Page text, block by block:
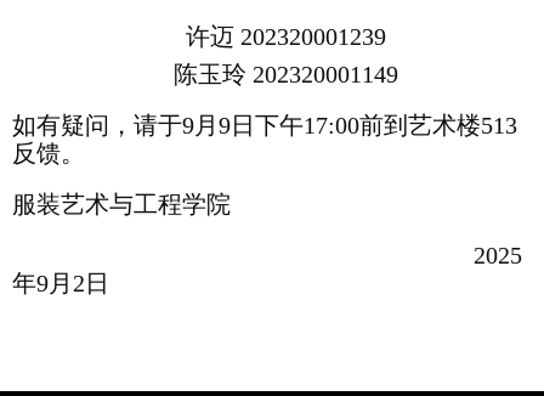
许迈 202320001239
陈玉玲 202320001149
如有疑问，请于9月9日下午17:00前到艺术楼513
反馈。
服装艺术与工程学院
2025
年9月2日